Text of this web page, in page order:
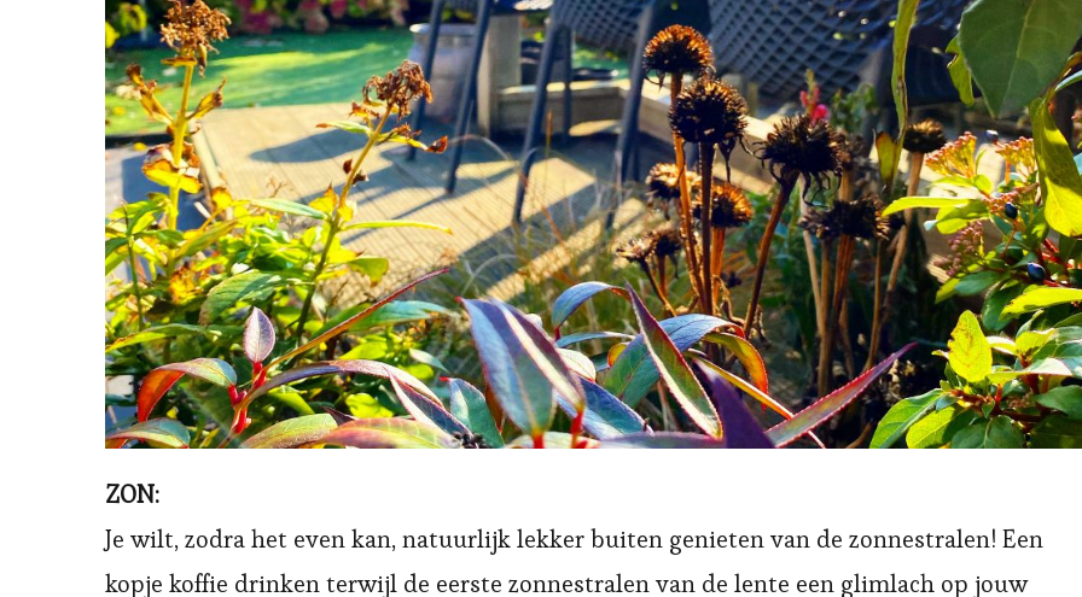
ZON:
Je wilt, zodra het even kan, natuurlijk lekker buiten genieten van de zonnestralen! Een
kopje koffie drinken terwijl de eerste zonnestralen van de lente een glimlach op jouw